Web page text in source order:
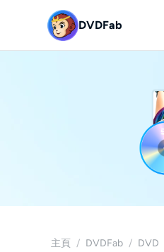
DVDFab
主頁 / DVDFab / DVD